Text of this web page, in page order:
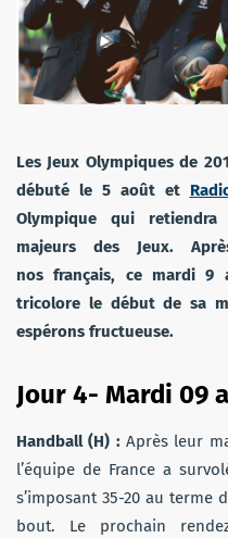
Les Jeux Olympiques de
débuté le 5 août et
Olympique qui
majeurs des Jeux.
nos français, ce mardi
tricolore le début de sa
espérons fructueuse.
Jour 4- Mardi 09
Handball (H) : Après leur
l’équipe de France a
s’imposant 35-20 au terme
bout. Le prochain